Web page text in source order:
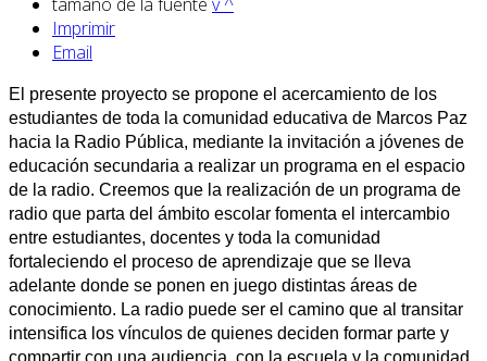
Imprimir
Email
El presente proyecto se propone el acercamiento de los
estudiantes de toda la comunidad educativa de Marcos Paz
hacia la Radio Pública, mediante la invitación a jóvenes de
educación secundaria a realizar un programa en el espacio
de la radio. Creemos que la realización de un programa de
radio que parta del ámbito escolar fomenta el intercambio
entre estudiantes, docentes y toda la comunidad
fortaleciendo el proceso de aprendizaje que se lleva
adelante donde se ponen en juego distintas áreas de
conocimiento. La radio puede ser el camino que al transitar
intensifica los vínculos de quienes deciden formar parte y
compartir con una audiencia, con la escuela y la comunidad.